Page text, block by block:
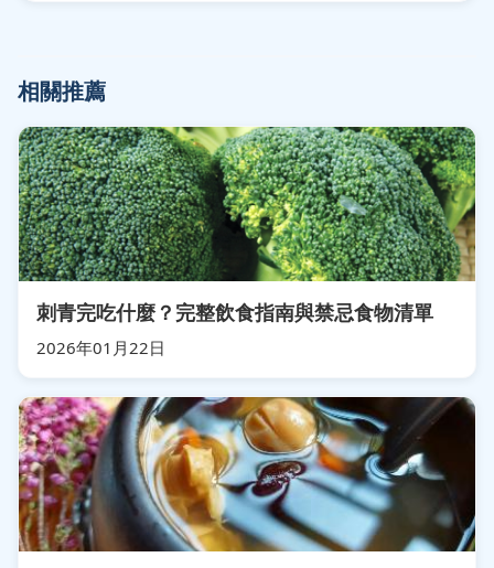
相關推薦
刺青完吃什麼？完整飲食指南與禁忌食物清單
2026年01月22日